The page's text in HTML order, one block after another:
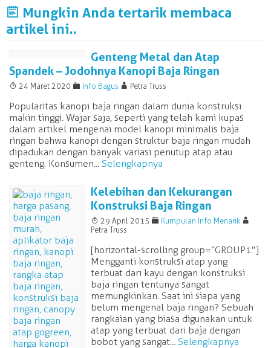
J Mungkin Anda tertarik membaca
artikel ini..
Genteng Metal dan Atap
Spandek – Jodohnya Kanopi Baja Ringan
T 24 Maret 2020 F Info Bagus A Petra Truss
Popularitas kanopi baja ringan dalam dunia konstruksi
makin tinggi. Wajar saja, seperti yang telah kami kupas
dalam artikel mengenai model kanopi minimalis baja
ringan bahwa kanopi dengan struktur baja ringan mudah
dipadukan dengan banyak variasi penutup atap atau
genteng. Konsumen... Selengkapnya
Kelebihan dan Kekurangan
Konstruksi Baja Ringan
T 29 April 2015 F Kumpulan Info Menarik A
Petra Truss
[horizontal-scrolling group=”GROUP1″]
Mengganti konstruksi atap yang
terbuat dari kayu dengan konstruksi
baja ringan tentunya sangat
memungkinkan. Saat ini siapa yang
belum mengenal baja ringan? Sebuah
rangkaian yang biasa digunakan untuk
atap yang terbuat dari baja dengan
bobot yang sangat...Selengkapnya